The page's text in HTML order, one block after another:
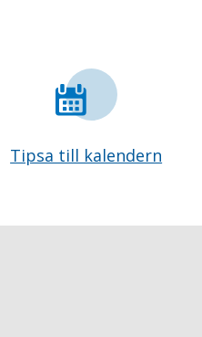
Tipsa till kalendern